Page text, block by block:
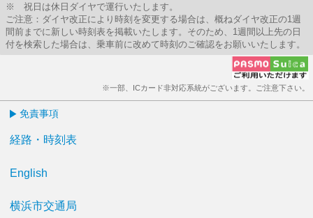
※ 祝日は休日ダイヤで運行いたします。
ご注意：ダイヤ改正により時刻を変更する場合は、概ねダイヤ改正の1週
間前までに新しい時刻表を掲載いたします。そのため、1週間以上先の日
付を検索した場合は、乗車前に改めて時刻のご確認をお願いいたします。
※一部、ICカード非対応系統がございます。ご注意下さい。
免責事項
経路・時刻表
English
横浜市交通局